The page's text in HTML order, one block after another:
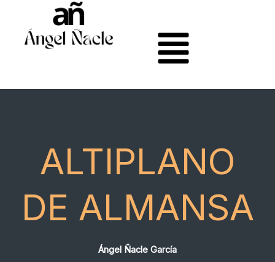
contenido
ALTIPLANO
DE ALMANSA
Ángel Ñacle García